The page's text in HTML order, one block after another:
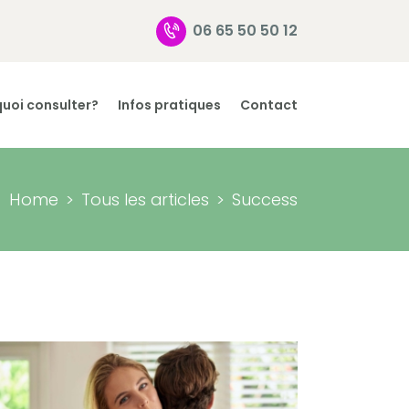
06 65 50 50 12
consulter? Infos pratiques Contact
Home Tous les articles Success